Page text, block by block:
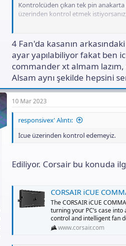
Kontrolcüden çıkan tek pin anakarta
üzerinden kontrol etmek istiyorsanız,
4 Fan'da kasanın
ayar yapılabiliyor fakat ben
commander xt almam
Alsam aynı şekilde hepsini
10 Mar 2023
responsivex' Alıntı:
İcue üzerinden kontrol edemeyiz.
Ediliyor. Corsair bu konuda
CORSAIR iCUE
The CORSAIR iCUE
turning your PC’s case
control and intelligent fan
www.corsair.com